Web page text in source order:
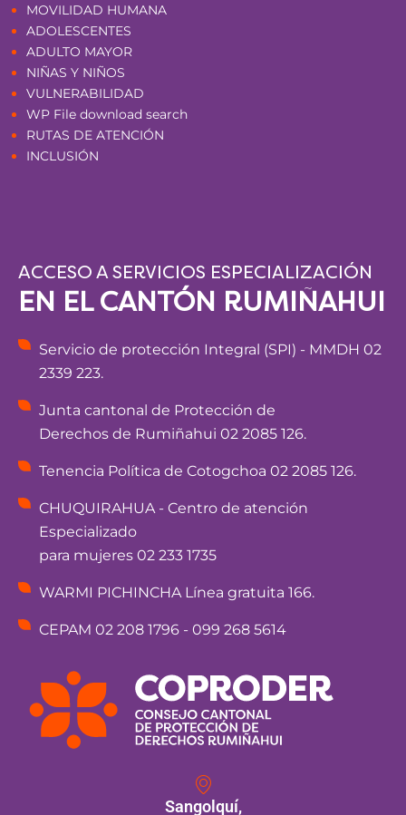
MOVILIDAD HUMANA
ADOLESCENTES
ADULTO MAYOR
NIÑAS Y NIÑOS
VULNERABILIDAD
WP File download search
RUTAS DE ATENCIÓN
INCLUSIÓN
ACCESO A SERVICIOS ESPECIALIZACIÓN
EN EL CANTÓN RUMIÑAHUI
Servicio de protección Integral (SPI) - MMDH 02
2339 223.
Junta cantonal de Protección de
Derechos de Rumiñahui 02 2085 126.
Tenencia Política de Cotogchoa 02 2085 126.
CHUQUIRAHUA - Centro de atención
Especializado
para mujeres 02 233 1735
WARMI PICHINCHA Línea gratuita 166.
CEPAM 02 208 1796 - 099 268 5614
Sangolquí,